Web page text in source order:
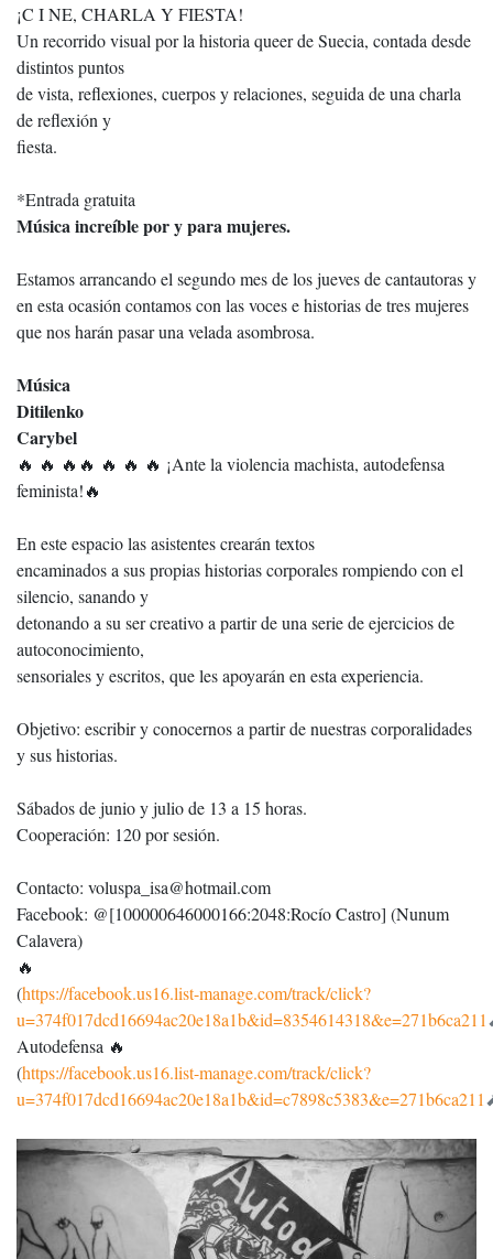
¡C I NE, CHARLA Y FIESTA!
Un recorrido visual por la historia queer de Suecia, contada desde
distintos puntos
de vista, reflexiones, cuerpos y relaciones, seguida de una charla
de reflexión y
fiesta.
*Entrada gratuita
Música increíble por y para mujeres.
Estamos arrancando el segundo mes de los jueves de cantautoras y
en esta ocasión contamos con las voces e historias de tres mujeres
que nos harán pasar una velada asombrosa.
Música
Ditilenko
Carybel
🔥 🔥 🔥🔥 🔥 🔥 🔥 ¡Ante la violencia machista, autodefensa
feminista!🔥
En este espacio las asistentes crearán textos
encaminados a sus propias historias corporales rompiendo con el
silencio, sanando y
detonando a su ser creativo a partir de una serie de ejercicios de
autoconocimiento,
sensoriales y escritos, que les apoyarán en esta experiencia.
Objetivo: escribir y conocernos a partir de nuestras corporalidades
y sus historias.
Sábados de junio y julio de 13 a 15 horas.
Cooperación: 120 por sesión.
Contacto: voluspa_isa@hotmail.com
Facebook: @[100000646000166:2048:Rocío Castro] (Nunum
Calavera)
🔥
(https://facebook.us16.list-manage.com/track/click?
u=374f017dcd16694ac20e18a1b&id=8354614318&e=271b6ca211
Autodefensa 🔥
(https://facebook.us16.list-manage.com/track/click?
u=374f017dcd16694ac20e18a1b&id=c7898c5383&e=271b6ca211